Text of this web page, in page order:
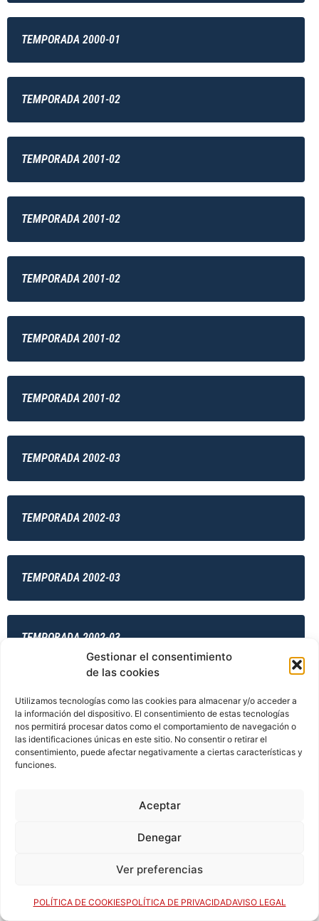
Gestionar el consentimiento
de las cookies
Utilizamos tecnologías como las cookies para almacenar y/o acceder a
la información del dispositivo. El consentimiento de estas tecnologías
nos permitirá procesar datos como el comportamiento de navegación o
las identificaciones únicas en este sitio. No consentir o retirar el
consentimiento, puede afectar negativamente a ciertas características y
funciones.
Aceptar
Denegar
Ver preferencias
POLÍTICA DE COOKIESPOLÍTICA DE PRIVACIDADAVISO LEGAL
TEMPORADA 2000-01
TEMPORADA 2001-02
TEMPORADA 2001-02
TEMPORADA 2001-02
TEMPORADA 2001-02
TEMPORADA 2001-02
TEMPORADA 2001-02
TEMPORADA 2002-03
TEMPORADA 2002-03
TEMPORADA 2002-03
TEMPORADA 2002-03
TEMPORADA 2003-04
TEMPORADA 2003-04
TEMPORADA 2003-04